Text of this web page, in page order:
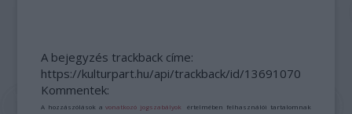
A bejegyzés trackback címe:
https://kulturpart.hu/api/trackback/id/13691070
Kommentek:
A hozzászólások avonatkozó jogszabályok értelmében felhasználói tartalomnak